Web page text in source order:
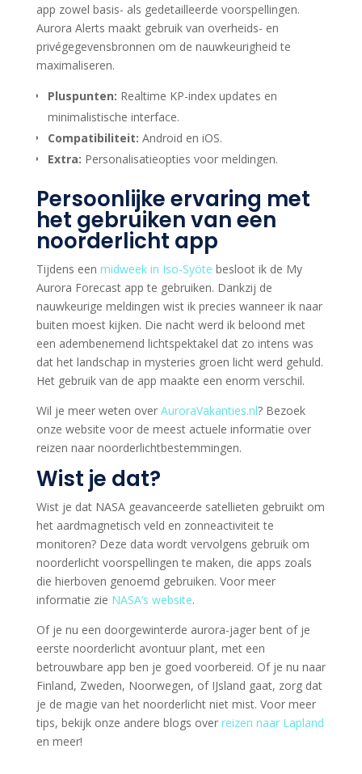
app zowel basis- als gedetailleerde voorspellingen.
Aurora Alerts maakt gebruik van overheids- en
privégegevensbronnen om de nauwkeurigheid te
maximaliseren.
Pluspunten: Realtime KP-index updates en
minimalistische interface.
Compatibiliteit: Android en iOS.
Extra: Personalisatieopties voor meldingen.
Persoonlijke ervaring met
het gebruiken van een
noorderlicht app
Tijdens een midweek in Iso-Syöte besloot ik de My
Aurora Forecast app te gebruiken. Dankzij de
nauwkeurige meldingen wist ik precies wanneer ik naar
buiten moest kijken. Die nacht werd ik beloond met
een adembenemend lichtspektakel dat zo intens was
dat het landschap in mysteries groen licht werd gehuld.
Het gebruik van de app maakte een enorm verschil.
Wil je meer weten over AuroraVakanties.nl? Bezoek
onze website voor de meest actuele informatie over
reizen naar noorderlichtbestemmingen.
Wist je dat?
Wist je dat NASA geavanceerde satellieten gebruikt om
het aardmagnetisch veld en zonneactiviteit te
monitoren? Deze data wordt vervolgens gebruik om
noorderlicht voorspellingen te maken, die apps zoals
die hierboven genoemd gebruiken. Voor meer
informatie zie NASA’s website.
Of je nu een doorgewinterde aurora-jager bent of je
eerste noorderlicht avontuur plant, met een
betrouwbare app ben je goed voorbereid. Of je nu naar
Finland, Zweden, Noorwegen, of IJsland gaat, zorg dat
je de magie van het noorderlicht niet mist. Voor meer
tips, bekijk onze andere blogs over reizen naar Lapland
en meer!